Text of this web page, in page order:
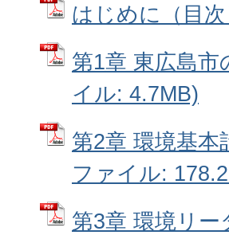
はじめに（目
第1章 東広島市
イル: 4.7MB)
第2章 環境基
ファイル:
第3章 環境リ